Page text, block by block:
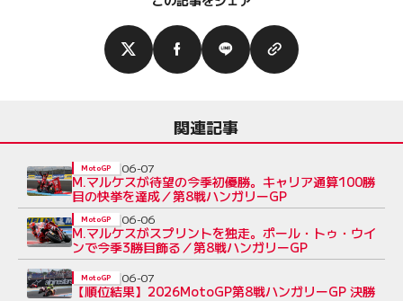
関連記事
M.マルケスが待望の今季初優勝。キャリア通算100勝
目の快挙を達成／第8戦ハンガリーGP
MotoGP 06-07
M.マルケスがスプリントを独走。ポール・トゥ・ウイ
ンで今季3勝目飾る／第8戦ハンガリーGP
MotoGP 06-06
【順位結果】2026MotoGP第8戦ハンガリーGP 決勝
MotoGP 06-07